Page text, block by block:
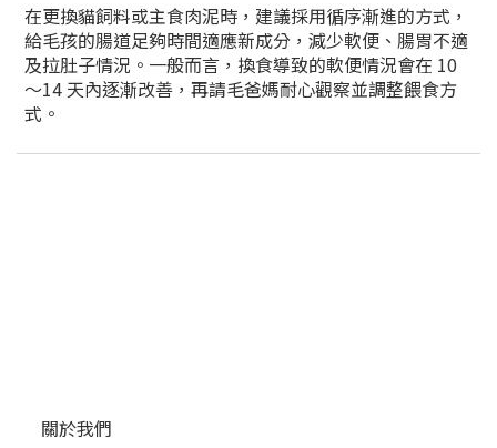
在更換貓飼料或主食肉泥時，建議採用循序漸進的方式，
給毛孩的腸道足夠時間適應新成分，減少軟便、腸胃不適
及拉肚子情況。一般而言，換食導致的軟便情況會在 10
～14 天內逐漸改善，再請毛爸媽耐心觀察並調整餵食方
式。
關於我們